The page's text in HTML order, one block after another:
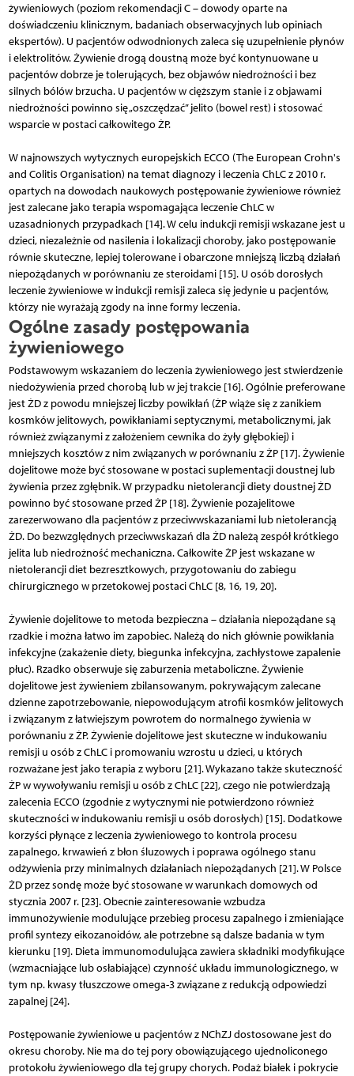
żywieniowych (poziom rekomendacji C – dowody oparte na
doświadczeniu klinicznym, badaniach obserwacyjnych lub opiniach
ekspertów). U pacjentów odwodnionych zaleca się uzupełnienie płynów
i elektrolitów. Żywienie drogą doustną może być kontynuowane u
pacjentów dobrze je tolerujących, bez objawów niedrożności i bez
silnych bólów brzucha. U pacjentów w cięższym stanie i z objawami
niedrożności powinno się „oszczędzać” jelito (bowel rest) i stosować
wsparcie w postaci całkowitego ŻP.
W najnowszych wytycznych europejskich ECCO (The European Crohn's
and Colitis Organisation) na temat diagnozy i leczenia ChLC z 2010 r.
opartych na dowodach naukowych postępowanie żywieniowe również
jest zalecane jako terapia wspomagająca leczenie ChLC w
uzasadnionych przypadkach [14]. W celu indukcji remisji wskazane jest u
dzieci, niezależnie od nasilenia i lokalizacji choroby, jako postępowanie
równie skuteczne, lepiej tolerowane i obarczone mniejszą liczbą działań
niepożądanych w porównaniu ze steroidami [15]. U osób dorosłych
leczenie żywieniowe w indukcji remisji zaleca się jedynie u pacjentów,
którzy nie wyrażają zgody na inne formy leczenia.
Ogólne zasady postępowania
żywieniowego
Podstawowym wskazaniem do leczenia żywieniowego jest stwierdzenie
niedożywienia przed chorobą lub w jej trakcie [16]. Ogólnie preferowane
jest ŻD z powodu mniejszej liczby powikłań (ŻP wiąże się z zanikiem
kosmków jelitowych, powikłaniami septycznymi, metabolicznymi, jak
również związanymi z założeniem cewnika do żyły głębokiej) i
mniejszych kosztów z nim związanych w porównaniu z ŻP [17]. Żywienie
dojelitowe może być stosowane w postaci suplementacji doustnej lub
żywienia przez zgłębnik. W przypadku nietolerancji diety doustnej ŻD
powinno być stosowane przed ŻP [18]. Żywienie pozajelitowe
zarezerwowano dla pacjentów z przeciwwskazaniami lub nietolerancją
ŻD. Do bezwzględnych przeciwwskazań dla ŻD należą zespół krótkiego
jelita lub niedrożność mechaniczna. Całkowite ŻP jest wskazane w
nietolerancji diet bezresztkowych, przygotowaniu do zabiegu
chirurgicznego w przetokowej postaci ChLC [8, 16, 19, 20].
Żywienie dojelitowe to metoda bezpieczna – działania niepożądane są
rzadkie i można łatwo im zapobiec. Należą do nich głównie powikłania
infekcyjne (zakażenie diety, biegunka infekcyjna, zachłystowe zapalenie
płuc). Rzadko obserwuje się zaburzenia metaboliczne. Żywienie
dojelitowe jest żywieniem zbilansowanym, pokrywającym zalecane
dzienne zapotrzebowanie, niepowodującym atrofii kosmków jelitowych
i związanym z łatwiejszym powrotem do normalnego żywienia w
porównaniu z ŻP. Żywienie dojelitowe jest skuteczne w indukowaniu
remisji u osób z ChLC i promowaniu wzrostu u dzieci, u których
rozważane jest jako terapia z wyboru [21]. Wykazano także skuteczność
ŻP w wywoływaniu remisji u osób z ChLC [22], czego nie potwierdzają
zalecenia ECCO (zgodnie z wytycznymi nie potwierdzono również
skuteczności w indukowaniu remisji u osób dorosłych) [15]. Dodatkowe
korzyści płynące z leczenia żywieniowego to kontrola procesu
zapalnego, krwawień z błon śluzowych i poprawa ogólnego stanu
odżywienia przy minimalnych działaniach niepożądanych [21]. W Polsce
ŻD przez sondę może być stosowane w warunkach domowych od
stycznia 2007 r. [23]. Obecnie zainteresowanie wzbudza
immunożywienie modulujące przebieg procesu zapalnego i zmieniające
profil syntezy eikozanoidów, ale potrzebne są dalsze badania w tym
kierunku [19]. Dieta immunomodulująca zawiera składniki modyfikujące
(wzmacniające lub osłabiające) czynność układu immunologicznego, w
tym np. kwasy tłuszczowe omega-3 związane z redukcją odpowiedzi
zapalnej [24].
Postępowanie żywieniowe u pacjentów z NChZJ dostosowane jest do
okresu choroby. Nie ma do tej pory obowiązującego ujednoliconego
protokołu żywieniowego dla tej grupy chorych. Podaż białek i pokrycie